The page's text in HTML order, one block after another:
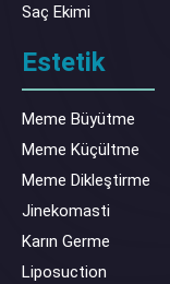
Saç Ekimi
Estetik
Meme Büyütme
Meme Küçültme
Meme Dikleştirme
Jinekomasti
Karın Germe
Liposuction